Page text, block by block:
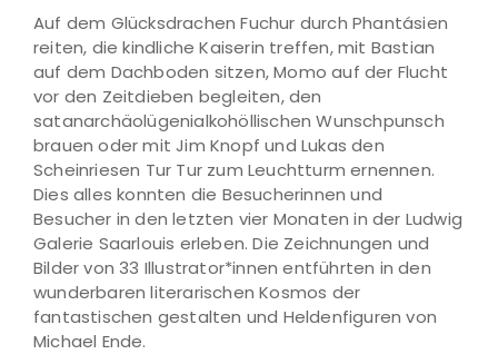
Auf dem Glücksdrachen Fuchur durch Phantásien
reiten, die kindliche Kaiserin treffen, mit Bastian
auf dem Dachboden sitzen, Momo auf der Flucht
vor den Zeitdieben begleiten, den
satanarchäolügenialkohöllischen Wunschpunsch
brauen oder mit Jim Knopf und Lukas den
Scheinriesen Tur Tur zum Leuchtturm ernennen.
Dies alles konnten die Besucherinnen und
Besucher in den letzten vier Monaten in der Ludwig
Galerie Saarlouis erleben. Die Zeichnungen und
Bilder von 33 Illustrator*innen entführten in den
wunderbaren literarischen Kosmos der
fantastischen gestalten und Heldenfiguren von
Michael Ende.